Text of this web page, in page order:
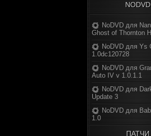
NODVD
NoDVD для
Ghost of Thornton
NoDVD для Ys
1.0dc120728
NoDVD для
Auto IV v 1.0.1.1
NoDVD для
Update 3
NoDVD для
1.0
ПАТЧИ